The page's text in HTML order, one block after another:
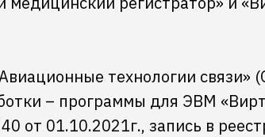
технологии
– программы для ЭВМ
01.10.2021г., запись в